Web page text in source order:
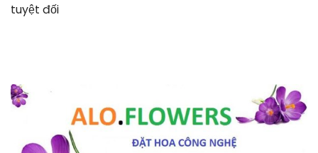
tuyệt đối